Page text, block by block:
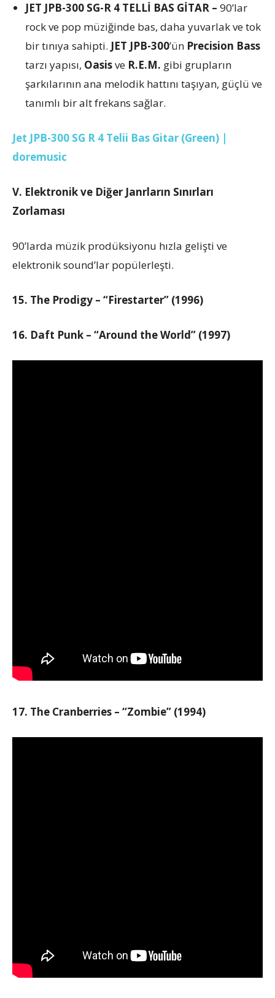
JET JPB-300 SG-R 4 TELLİ BAS GİTAR – 90’lar
rock ve pop müziğinde bas, daha yuvarlak ve tok
bir tınıya sahipti. JET JPB-300’ün Precision Bass
tarzı yapısı, Oasisve R.E.M. gibi grupların
şarkılarının ana melodik hattını taşıyan, güçlü ve
tanımlı bir alt frekans sağlar.
Jet JPB-300 SG R 4 Telii Bas Gitar (Green) |
doremusic
V. Elektronik ve Diğer Janrların Sınırları
Zorlaması
90’larda müzik prodüksiyonu hızla gelişti ve
elektronik sound’lar popülerleşti.
15. The Prodigy – “Firestarter” (1996)
16. Daft Punk – “Around the World” (1997)
17. The Cranberries – “Zombie” (1994)